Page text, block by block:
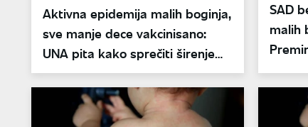
Aktivna epidemija malih boginja,
sve manje dece vakcinisano:
UNA pita kako sprečiti širenje
virusa
SAD
malih